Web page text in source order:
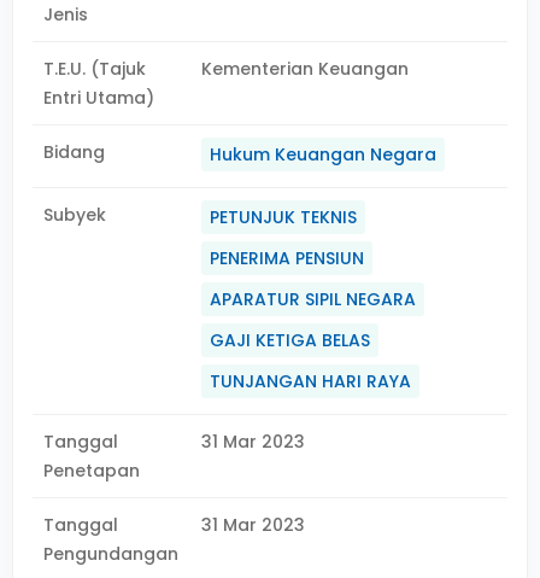
Jenis
T.E.U. (Tajuk
Entri Utama)
Kementerian Keuangan
Bidang Hukum Keuangan Negara
Subyek
PETUNJUK TEKNIS
PENERIMA PENSIUN
APARATUR SIPIL NEGARA
GAJI KETIGA BELAS
TUNJANGAN HARI RAYA
Tanggal
Penetapan
31 Mar 2023
Tanggal
Pengundangan
31 Mar 2023